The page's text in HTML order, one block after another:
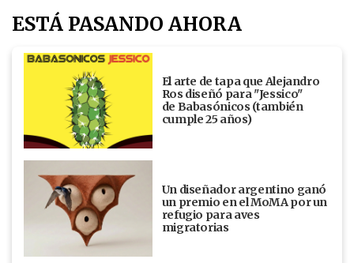
ESTÁ PASANDO AHORA
El arte de tapa que Alejandro
Ros diseñó para "Jessico"
de Babasónicos (también
cumple 25 años)
Un diseñador argentino ganó
un premio en el MoMA por un
refugio para aves
migratorias